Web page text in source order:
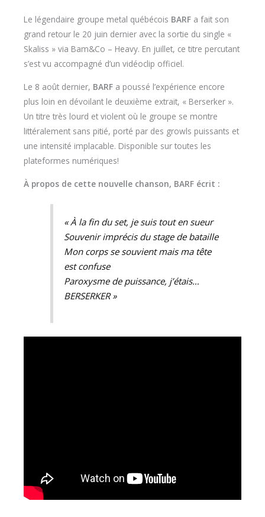
Le légendaire groupe metal québécois BARF a fait son
grand retour le 20 juin dernier avec la sortie du single «
Skaliss » via Bam&Co – Heavy. En juillet, ce titre percutant
s’est vu accompagné d’un vidéoclip officiel.
Le 8 août dernier, BARF a poussé l’expérience encore
plus loin en dévoilant le deuxième extrait, « Berserker ».
Un titre très lourd et violent où le groupe se montre
littéralement sans pitié, porté par des growls puissants et
une intensité implacable. Disponible sur toutes les
plateformes numériques!
À propos de cette nouvelle chanson, BARF écrit :
« À la fin du set, je suis tout en sueur
Souvenir imprécis du stage de bataille
Mon corps se souvient mais ma tête
est confuse
Paroxysme de puissance, j’étais…
BERSERKER»